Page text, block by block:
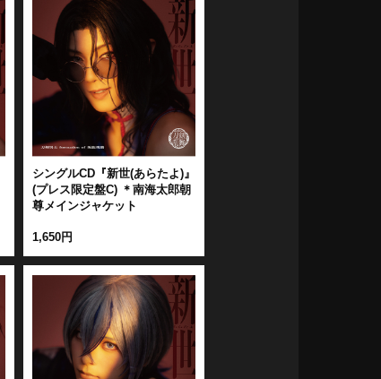
シングルCD『新世(あらたよ)』
(プレス限定盤C) ＊南海太郎朝
尊メインジャケット
1,650円